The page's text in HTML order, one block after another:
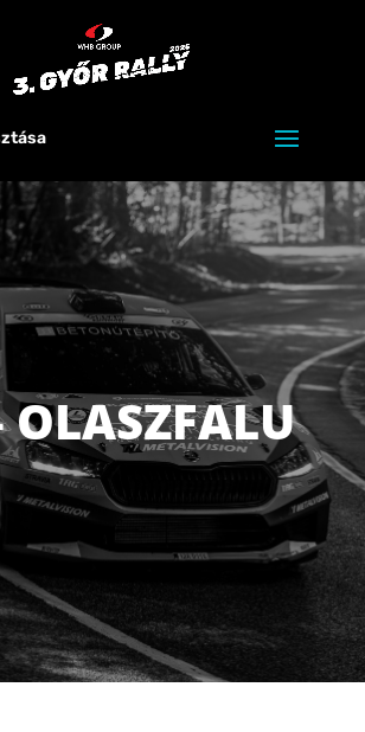
OLASZFALU